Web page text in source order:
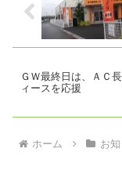
ＧＷ最終日は、ＡＣ
ィースを応援
ホーム お